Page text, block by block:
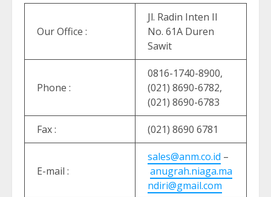
Our Office :
Jl. Radin Inten II
No. 61A Duren
Sawit
Phone :
0816-1740-8900,
(021) 8690-6782,
(021) 8690-6783
Fax : (021) 8690 6781
E-mail :
sales@anm.co.id –
anugrah.niaga.ma
ndiri@gmail.com